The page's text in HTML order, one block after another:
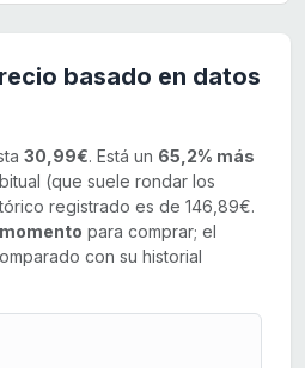
basado en datos
30,99€. Está un 65,2% más
(que suele rondar los
registrado es de 146,89€.
para comprar; el
con su historial